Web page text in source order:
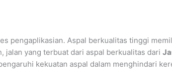
pengaplikasian. Aspal berkualitas tinggi
jalan yang terbuat dari aspal berkualitas dari
kekuatan aspal dalam menghindari